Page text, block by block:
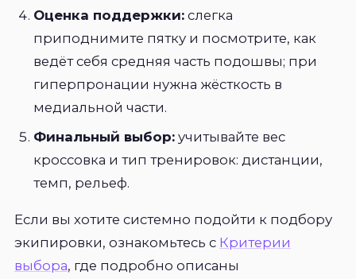
Оценка поддержки: слегка
приподнимите пятку и посмотрите, как
ведёт себя средняя часть подошвы; при
гиперпронации нужна жёсткость в
медиальной части.
Финальный выбор: учитывайте вес
кроссовка и тип тренировок: дистанции,
темп, рельеф.
Если вы хотите системно подойти к подбору
экипировки, ознакомьтесь с Критерии
выбора, где подробно описаны